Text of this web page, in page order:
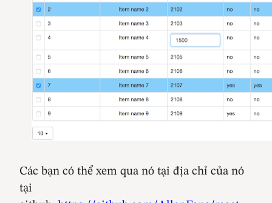
Các bạn có thể xem qua nó tại địa chỉ của nó
tại